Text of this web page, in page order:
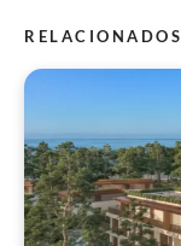
RELACIONADOS